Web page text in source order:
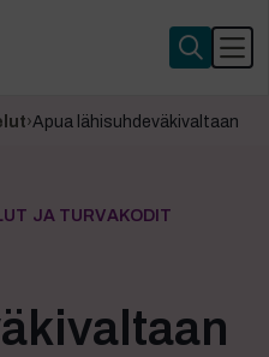
Apua lähisuhdeväkivaltaan
JA TURVAKODIT